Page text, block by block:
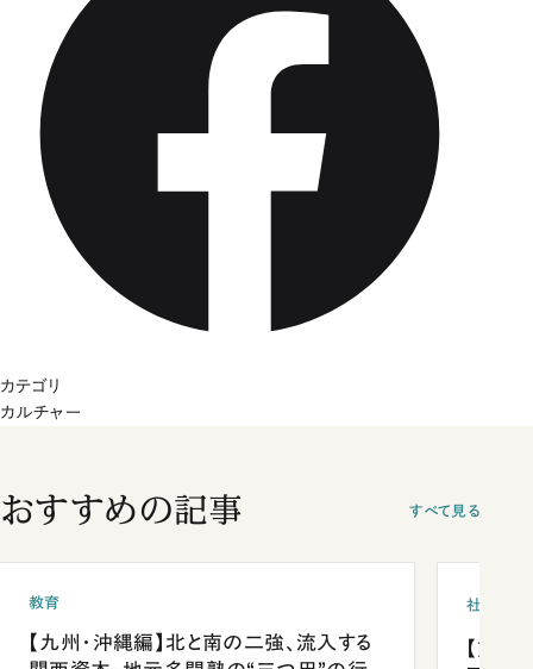
カテゴリ
カルチャー
おすすめの記事 すべて見る
教育
【九州・沖縄編】北と南の二強、流入する
社会
【熊本